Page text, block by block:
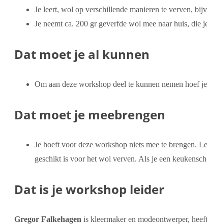
Je leert, wol op verschillende manieren te verven,
Je neemt ca. 200 gr geverfde wol mee naar huis, die
Dat moet je al kunnen
Om aan deze workshop deel te kunnen nemen hoef
Dat moet je meebrengen
Je hoeft voor deze workshop niets mee te brengen.
geschikt is voor het wol verven. Als je een
Dat is je workshop leider
Gregor Falkehagen is kleermaker en modeontwerper,